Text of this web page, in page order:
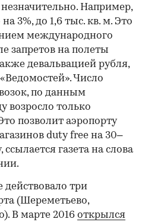
Например,
3%, до 1,6 тыс. кв. м. Это
международного
запретов на полеты
девальвацией рубля,
Число
по данным
возросло только
позволит аэропорту
duty free на 30–
газета на слова
действовало три
(Шереметьево,
В марте 2016 открылся